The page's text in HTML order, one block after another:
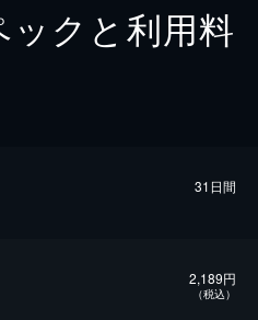
クと利用料
31日間
2,189円
（税込）